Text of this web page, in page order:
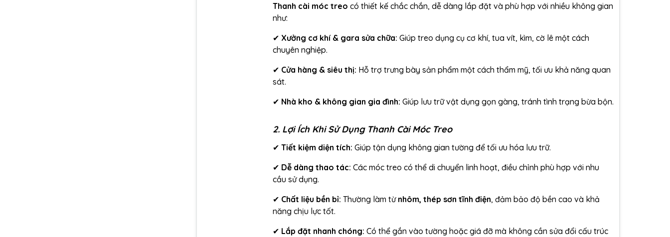
Thanh cài móc treo có thiết kế chắc chắn, dễ dàng lắp đặt và phù hợp với nhiều không gian
như:
✔ Xưởng cơ khí & gara sửa chữa: Giúp treo dụng cụ cơ khí, tua vít, kìm, cờ lê một cách
chuyên nghiệp.
✔ Cửa hàng & siêu thị: Hỗ trợ trưng bày sản phẩm một cách thẩm mỹ, tối ưu khả năng quan
sát.
✔ Nhà kho & không gian gia đình: Giúp lưu trữ vật dụng gọn gàng, tránh tình trạng bừa bộn.
2. Lợi Ích Khi Sử Dụng Thanh Cài Móc Treo
✔Tiết kiệm diện tích: Giúp tận dụng không gian tường để tối ưu hóa lưu trữ.
✔ Dễ dàng thao tác: Các móc treo có thể di chuyển linh hoạt, điều chỉnh phù hợp với nhu
cầu sử dụng.
✔ Chất liệu bền bỉ: Thường làm từ nhôm, thép sơn tĩnh điện, đảm bảo độ bền cao và khả
năng chịu lực tốt.
✔ Lắp đặt nhanh chóng: Có thể gắn vào tường hoặc giá đỡ mà không cần sửa đổi cấu trúc